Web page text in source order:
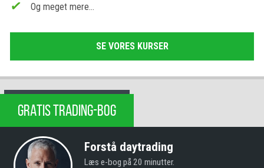
Og meget mere…
SE VORES KURSER
GRATIS TRADING-BOG
Forstå daytrading
Læs e-bog på 20 minutter.